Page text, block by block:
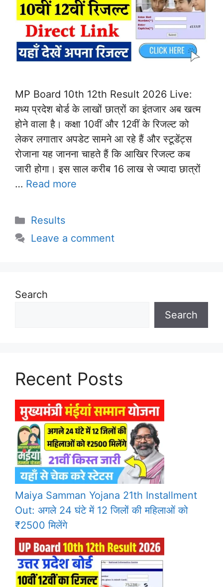
MP Board 10th 12th Result 2026 Live:
मध्य प्रदेश बोर्ड के लाखों छात्रों का इंतजार अब खत्म
होने वाला है। कक्षा 10वीं और 12वीं के रिजल्ट को
लेकर लगातार अपडेट सामने आ रहे हैं और स्टूडेंट्स
रोजाना यह जानना चाहते हैं कि आखिर रिजल्ट कब
जारी होगा। इस साल करीब 16 लाख से ज्यादा छात्रों
… Read more
Categories
Results
Leave a comment
Search
Search
Recent Posts
Maiya Samman Yojana 21th Installment
Out: अगले 24 घंटे में 12 जिलों की महिलाओं को
₹2500 मिलेंगे